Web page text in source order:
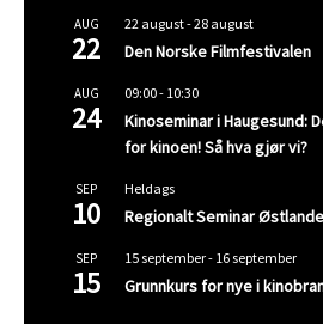
AUG
22
22 august-28 august
Den Norske Filmfestivalen
AUG
24
09:00- 10:30
Kinoseminar i Haugesund:
for kinoen! Så hva gjør vi?
SEP
10
Heldags
Regionalt Seminar
SEP
15
15 september- 16 september
Grunnkurs for nye i